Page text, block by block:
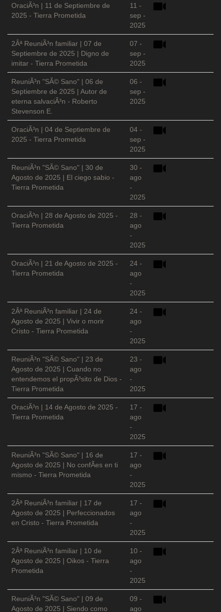
OraciÃ³n | 11 de Septiembre de
2025 - Tierra Prometida
11 -
sep -
2025
2Âª ReuniÃ³n familiar | 07 de
Septiembre de 2025 | Digno de
imitar - Tierra Prometida
07 -
sep -
2025
ReuniÃ³n "SÃ© Sano" | 06 de
Septiembre de 2025 | Autor de
eterna salvaciÃ³n - Roberto
Stevenson E.
06 -
sep -
2025
OraciÃ³n | 04 de Septiembre de
2025 - Tierra Prometida
04 -
sep -
2025
ReuniÃ³n "SÃ© Sano" | 30 de
Agosto de 2025 | El ciego sabio -
Tierra Prometida
30 -
ago
-
2025
OraciÃ³n | 28 de Agosto de 2025 -
Tierra Prometida
28 -
ago
-
2025
OraciÃ³n | 21 de Agosto de 2025 -
Tierra Prometida
24 -
ago
-
2025
2Âª ReuniÃ³n familiar | 24 de
Agosto de 2025 | Vivir o morir
Cristo - Tierra Prometida
24 -
ago
-
2025
ReuniÃ³n "SÃ© Sano" | 23 de
Agosto de 2025 | Cuando no
entendemos el propÃ³sito de Dios -
Tierra Prometida
23 -
ago
-
2025
OraciÃ³n | 14 de Agosto de 2025 -
Tierra Prometida
17 -
ago
-
2025
ReuniÃ³n "SÃ© Sano" | 16 de
Agosto de 2025 | No confÃ­es en ti
mismo - Tierra Prometida
17 -
ago
-
2025
2Âª ReuniÃ³n familiar | 17 de
Agosto de 2025 | Perfeccionados
en Cristo - Tierra Prometida
17 -
ago
-
2025
2Âª ReuniÃ³n familiar | 10 de
Agosto de 2025 | Oikos - Tierra
Prometida
10 -
ago
-
2025
ReuniÃ³n "SÃ© Sano" | 09 de
Agosto de 2025 | Siendo como
09 -
ago